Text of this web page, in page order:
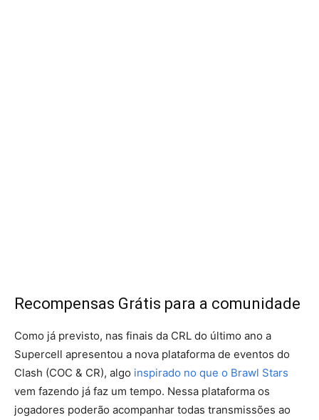
Recompensas Grátis para a comunidade
Como já previsto, nas finais da CRL do último ano a
Supercell apresentou a nova plataforma de eventos do
Clash (COC & CR), algo inspirado no que o Brawl Stars
vem fazendo já faz um tempo. Nessa plataforma os
jogadores poderão acompanhar todas transmissões ao